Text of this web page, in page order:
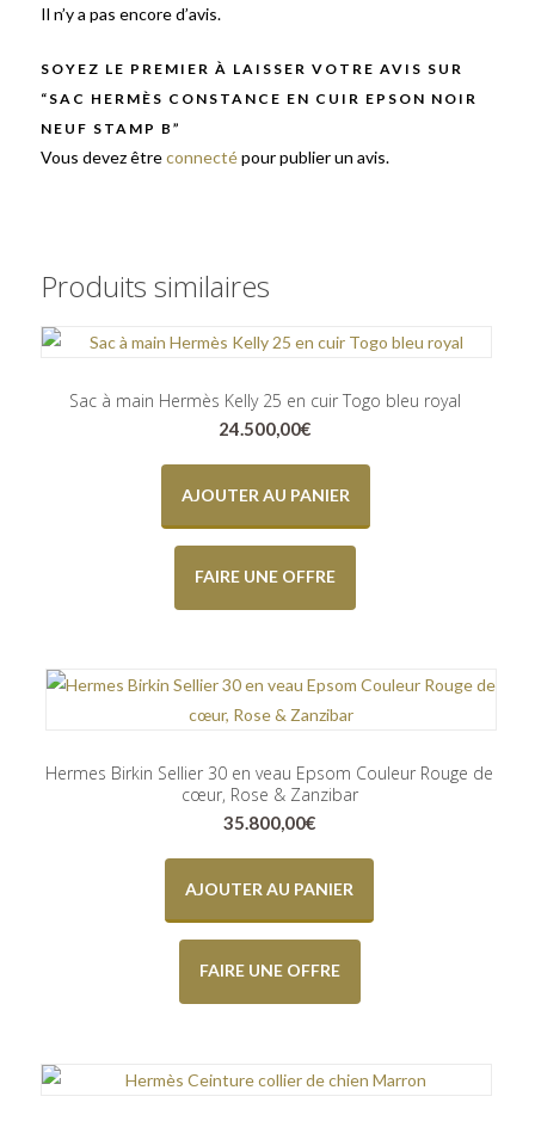
Il n’y a pas encore d’avis.
SOYEZ LE PREMIER À LAISSER VOTRE AVIS SUR
“SAC HERMÈS CONSTANCE EN CUIR EPSON NOIR
NEUF STAMP B”
Vous devez êtreconnectépour publier un avis.
Produits similaires
Sac à main Hermès Kelly 25 en cuir Togo bleu royal
24.500,00€
AJOUTER AU PANIER
FAIRE UNE OFFRE
Hermes Birkin Sellier 30 en veau Epsom Couleur Rouge de
cœur, Rose & Zanzibar
35.800,00€
AJOUTER AU PANIER
FAIRE UNE OFFRE